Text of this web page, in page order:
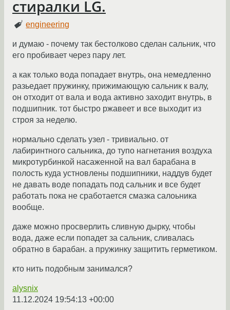
стиралки LG.
engineering
и думаю - почему так бестолково сделан сальник, что
его пробивает через пару лет.
а как только вода попадает внутрь, она немедленно
разьедает пружинку, прижимающую сальник к валу,
он отходит от вала и вода активно заходит внутрь, в
подшипник. тот быстро ржавеет и все выходит из
строя за неделю.
нормально сделать узел - тривиально. от
лабиринтного сальника, до тупо нагнетания воздуха
микротурбинкой насаженной на вал барабана в
полость куда устновлены подшипники, наддув будет
не давать воде попадать под сальник и все будет
работать пока не сработается смазка салоьника
вообще.
даже можно просверлить сливную дырку, чтобы
вода, даже если попадет за сальник, сливалась
обратно в барабан. а пружинку защитить герметиком.
кто нить подобным занимался?
alysnix
11.12.2024 19:54:13 +00:00